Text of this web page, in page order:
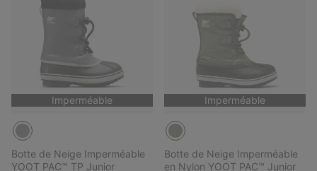
Imperméable
Botte de Neige Imperméable
YOOT PAC™ TP Junior
Imperméable
Botte de Neige Imperméable
en Nylon YOOT PAC™ Junior